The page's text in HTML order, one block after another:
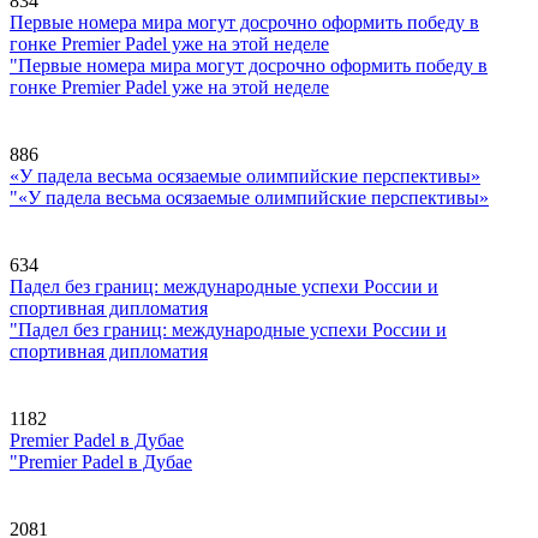
Первые номера мира могут досрочно оформить победу в
гонке Premier Padel уже на этой неделе
"Первые номера мира могут досрочно оформить победу в
гонке Premier Padel уже на этой неделе
886
«У падела весьма осязаемые олимпийские перспективы»
"«У падела весьма осязаемые олимпийские перспективы»
634
Падел без границ: международные успехи России и
спортивная дипломатия
"Падел без границ: международные успехи России и
спортивная дипломатия
1182
Premier Padel в Дубае
"Premier Padel в Дубае
2081